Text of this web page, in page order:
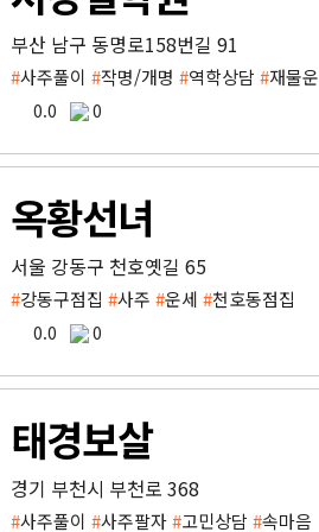
부산 남구 동명로158번길 91
#사주풀이 #작명/개명 #역학상담 #재물운
0.0 0
옥황선녀
서울 강동구 천호옛길 65
#강동구점집 #사주 #운세 #천호동점집
0.0 0
태경보살
경기 부천시 부천로 368
#사주풀이 #사주팔자#고민상담 #속마음